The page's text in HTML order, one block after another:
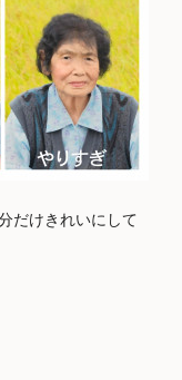
だけきれいにして